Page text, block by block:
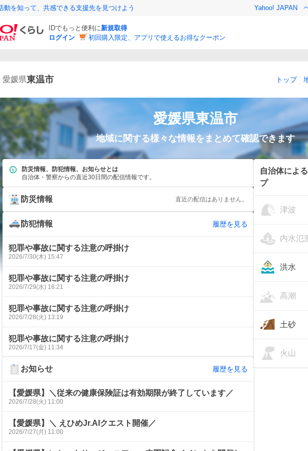
動を知って、共感できる支援先を見つけよう Yahoo! JAPAN
IDでもっと便利に新規取得
ログイン
初回購入限定、アプリで使えるお得なクーポン
愛媛県東温市 トップ
愛媛県東温市
地域に関する様々な情報をまとめて確認できます
防災情報、防犯情報、お知らせとは
自治体・警察からの直近30日間の配信情報です。
防災情報 直近の配信はありません。
防犯情報 履歴を見る
犯罪や事故に関する注意の呼掛け
2026/7/30(木) 15:47
犯罪や事故に関する注意の呼掛け
2026/7/29(水) 16:21
犯罪や事故に関する注意の呼掛け
2026/7/28(火) 13:19
犯罪や事故に関する注意の呼掛け
2026/7/17(金) 11:34
お知らせ 履歴を見る
【愛媛県】＼従来の健康保険証は有効期限が終了しています／
2026/7/28(火) 11:00
【愛媛県】＼ えひめJr.AIクエスト開催／
2026/7/27(月) 11:00
自治体によ
プ
津波
内水氾
洪水
高潮
土砂
火山